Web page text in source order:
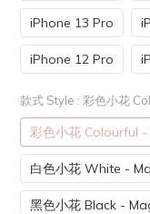
iPhone 13 Pro
iPhone 12 Pro
款式 Style : 彩色小花
彩色小花 Colourful
白色小花 White -
黑色小花 Black -